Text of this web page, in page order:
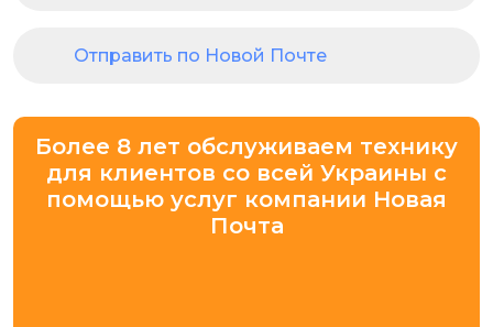
Отправить по Новой Почте
Более 8 лет обслуживаем технику
для клиентов со всей Украины с
помощью услуг компании Новая
Почта